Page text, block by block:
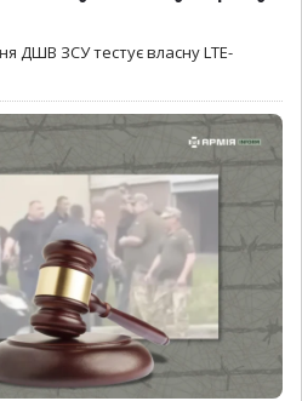
ДШВ ЗСУ тестує власну LTE-